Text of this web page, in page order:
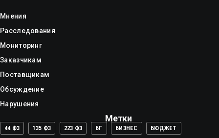
Мнения
Расследования
Мониторинг
Заказчикам
Поставщикам
Обсуждение
Нарушения
Метки
44 ФЗ 135 ФЗ 223 ФЗ БГ БИЗНЕС БЮДЖЕТ